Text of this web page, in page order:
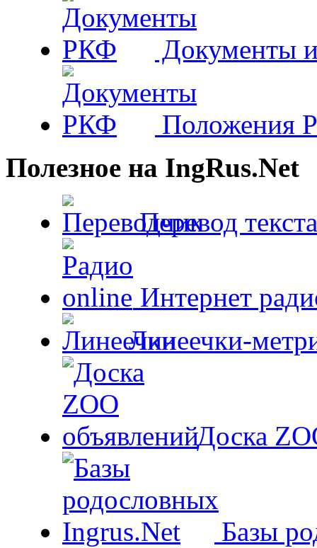
Документы
Положения
Полезное на IngRus.Net
Перевод
Интернет
Линеечки-
Доска
Базы